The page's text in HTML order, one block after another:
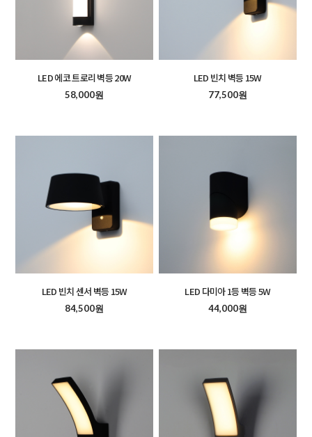
LED 에코 트로리 벽등 20W
58,000원
LED 빈치 벽등 15W
77,500원
LED 빈치 센서 벽등 15W
84,500원
LED 다미아 1등 벽등 5W
44,000원